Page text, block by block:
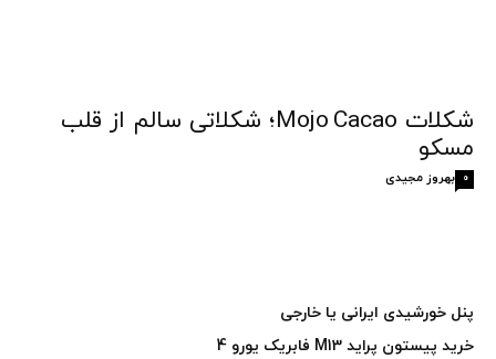
شکلات Mojo Cacao؛ شکلاتی سالم از قلب
مسکو
بهروز مجیدی 0
پنل خورشیدی ایرانی یا خارجی
خرید پیستون پراید M13 فابریک یورو 4